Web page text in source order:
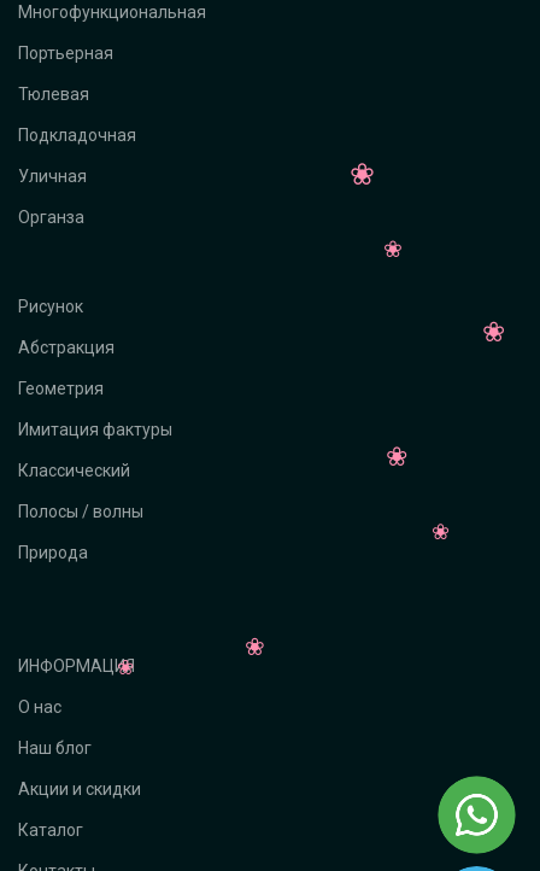
Многофункциональная
Портьерная
Тюлевая
Подкладочная
Уличная
Органза
Рисунок
Абстракция
Геометрия
Имитация фактуры
Классический
Полосы / волны
Природа
ИНФОРМАЦИЯ
О нас
Наш блог
Акции и скидки
Каталог